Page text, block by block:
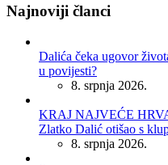
Najnoviji članci
Dalića čeka ugovor
u povijesti?
8. srpnja 2026.
KRAJ NAJVEĆE
Zlatko Dalić otišao s
8. srpnja 2026.